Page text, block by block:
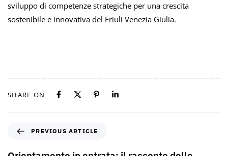
sviluppo di competenze strategiche per una crescita
sostenibile e innovativa del Friuli Venezia Giulia.
SHARE ON
PREVIOUS ARTICLE